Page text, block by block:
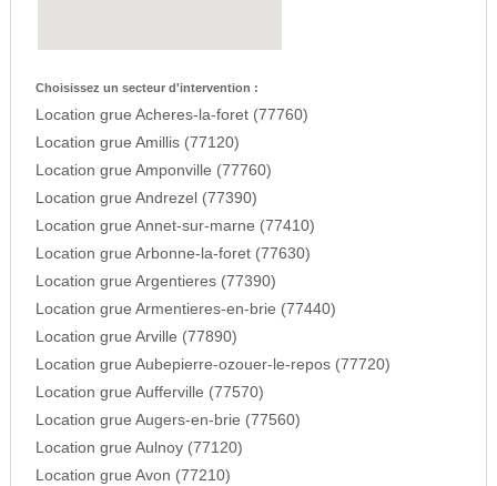
Choisissez un secteur d'intervention :
Location grue Acheres-la-foret (77760)
Location grue Amillis (77120)
Location grue Amponville (77760)
Location grue Andrezel (77390)
Location grue Annet-sur-marne (77410)
Location grue Arbonne-la-foret (77630)
Location grue Argentieres (77390)
Location grue Armentieres-en-brie (77440)
Location grue Arville (77890)
Location grue Aubepierre-ozouer-le-repos (77720)
Location grue Aufferville (77570)
Location grue Augers-en-brie (77560)
Location grue Aulnoy (77120)
Location grue Avon (77210)